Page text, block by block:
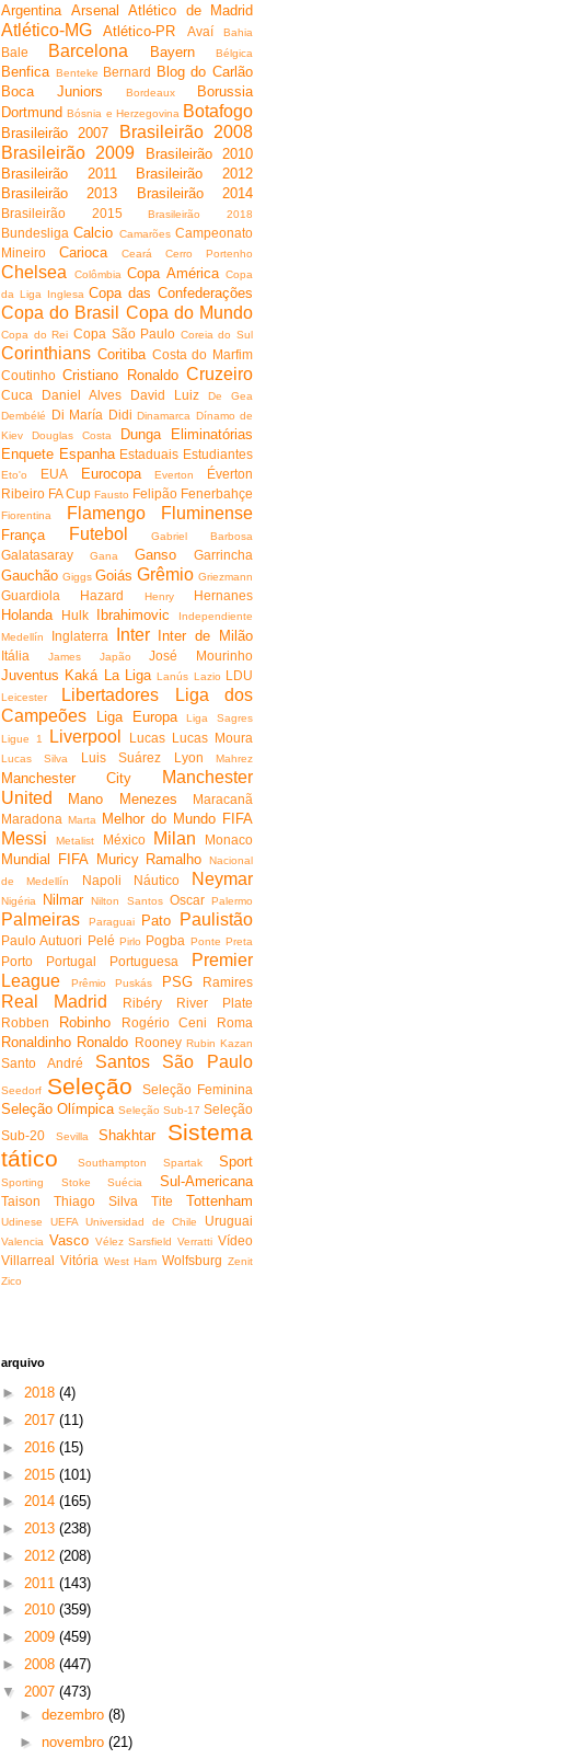
Argentina Arsenal Atlético de Madrid
Atlético-MG Atlético-PR Avaí Bahia
Bale Barcelona Bayern Bélgica
Benfica Benteke Bernard
Blog do Carlão
Boca Juniors
Bordeaux
Borussia
Dortmund Bósnia e Herzegovina Botafogo
Brasileirão 2007
Brasileirão 2008
Brasileirão 2009
Brasileirão 2010
Brasileirão 2011
Brasileirão 2012
Brasileirão 2013
Brasileirão 2014
Brasileirão 2015 Brasileirão 2018
Bundesliga Calcio Camarões Campeonato
Mineiro
Carioca Ceará Cerro Portenho
Chelsea Colômbia Copa América Copa
da Liga Inglesa Copa das Confederações
Copa do Brasil Copa do Mundo
Copa do Rei Copa São Paulo Coreia do Sul
Corinthians Coritiba Costa do Marfim
Coutinho Cristiano Ronaldo Cruzeiro
Cuca Daniel Alves David Luiz
De Gea
Dembélé
Di María Didi Dinamarca Dínamo de
Kiev
Douglas Costa Dunga
Eliminatórias
Enquete Espanha Estaduais Estudiantes
Eto'o EUA Eurocopa Everton
Éverton
Ribeiro FA Cup Fausto Felipão Fenerbahçe
Fiorentina Flamengo Fluminense
França Futebol Gabriel Barbosa
Galatasaray Gana Ganso Garrincha
Gauchão Giggs Goiás Grêmio Griezmann
Guardiola Hazard Henry Hernanes
Holanda Hulk Ibrahimovic
Independiente
Medellín
Inglaterra Inter Inter de Milão
Itália James Japão José Mourinho
Juventus Kaká La Liga Lanús Lazio LDU
Leicester Libertadores
Liga dos
Campeões
Liga Europa
Liga Sagres
Ligue 1
Liverpool Lucas Lucas Moura
Lucas Silva Luis Suárez Lyon Mahrez
Manchester City
Manchester
United
Mano Menezes
Maracanã
Maradona Marta Melhor do Mundo FIFA
Messi Metalist México Milan Monaco
Mundial FIFA Muricy Ramalho
Nacional
de Medellín
Napoli Náutico Neymar
Nigéria Nilmar Nilton Santos Oscar Palermo
Palmeiras Paraguai Pato Paulistão
Paulo Autuori Pelé Pirlo Pogba Ponte Preta
Porto Portugal Portuguesa
Premier
League
Prêmio Puskás PSG Ramires
Real Madrid Ribéry
River Plate
Robben
Robinho Rogério Ceni Roma
Ronaldinho Ronaldo Rooney Rubin Kazan
Santo André Santos São Paulo
Seedorf Seleção Seleção Feminina
Seleção Olímpica Seleção Sub-17 Seleção
Sub-20
Sevilla Shakhtar
Sistema
tático
Southampton Spartak Sport
Sporting Stoke Suécia Sul-Americana
Taison Thiago Silva Tite Tottenham
Udinese UEFA Universidad de Chile Uruguai
Valencia Vasco Vélez Sarsfield Verratti Vídeo
Villarreal Vitória West Ham Wolfsburg Zenit
Zico
arquivo
► 2018 (4)
► 2017 (11)
► 2016 (15)
► 2015 (101)
► 2014 (165)
► 2013 (238)
► 2012 (208)
► 2011 (143)
► 2010 (359)
► 2009 (459)
► 2008 (447)
▼ 2007 (473)
► dezembro (8)
► novembro (21)